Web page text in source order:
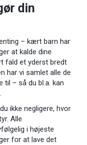
din
– kært barn har
at kalde dine
fald et yderst bredt
har vi samlet alle de
til – så du bl.a. kan
ikke negligere, hvor
Alle
i højeste
for at lave det